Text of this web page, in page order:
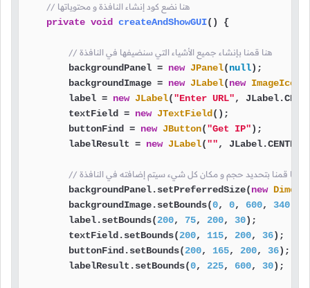
// هنا نضع كود إنشاء النافذة و محتوياتها
private void createAndShowGUI() {
// هنا قمنا بإنشاء جميع الأشياء التي سنضيفها في النافذة
        backgroundPanel =
new JPanel(null);
        backgroundImage =
new JLabel(new ImageIcon
        label =
new JLabel("Enter URL",
        textField =
new JTextField ();
        buttonFind =
new JButton("Get IP");
        labelResult =
new JLabel("",
// هنا قمنا بتحديد حجم و مكان كل شيء سيتم إضافته في النافذة
        backgroundPanel.setPreferredSize(
new
        backgroundImage.setBounds(
0, 0, 600, 340
        label.setBounds(
200, 75, 200, 30);
        textField.setBounds(
200, 115, 200, 36);
        buttonFind.setBounds(
200, 165, 200, 36);
        labelResult.setBounds(
0, 225, 600, 30);